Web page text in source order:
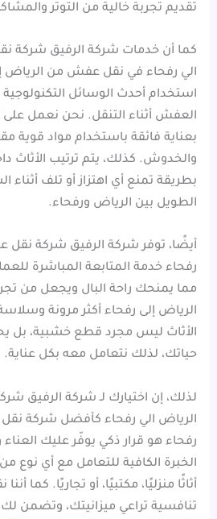
تقديم تجربة خالية من التوتر
كما أن خدمات شركة الرفيق شركة
الي رفحاء في نقل عفش من الرياض
استخدام أحدث الوسائل
العفش أثناء التنقل. نحن نعمل
بعناية فائقة باستخدام مواد قوية
والخدوش. كذلك، يتم ترتيب الأثاث
بطريقة تمنع أي اهتزاز أو تلف أثناء
الطويل بين الرياض ورفحاء.
أيضًا، توفر شركة الرفيق شركة
رفحاء خدمة المتابعة المباشرة
مما يمنحك راحة البال ويجعل من
الرياض إلى رفحاء أكثر مرونة
الأثاث ليس مجرد قطع خشبية، بل
حياتك، لذلك نتعامل معه بكل عناية.
لذلك، إن اختيارك لـ شركة الرفيق
الرياض الي رفحاء كأفضل شركة
رفحاء هو قرار ذكي يوفّر عليك
الخبرة الكافية للتعامل مع أي نوع
أثاثًا منزليًا، مكتبيًا، أو تجاريًا. كما
تنافسية تراعي ميزانيتك، وتضمن